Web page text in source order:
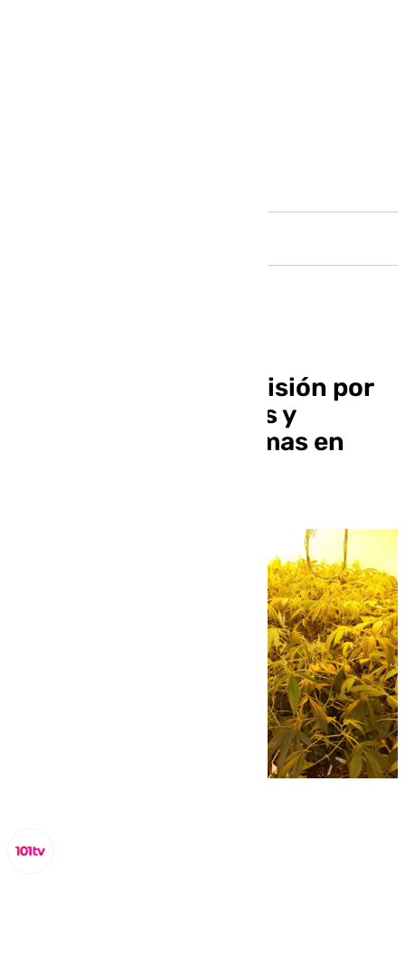
Tres condenados a prisión por
una red de narcopisos y
tenencia ilícita de armas en